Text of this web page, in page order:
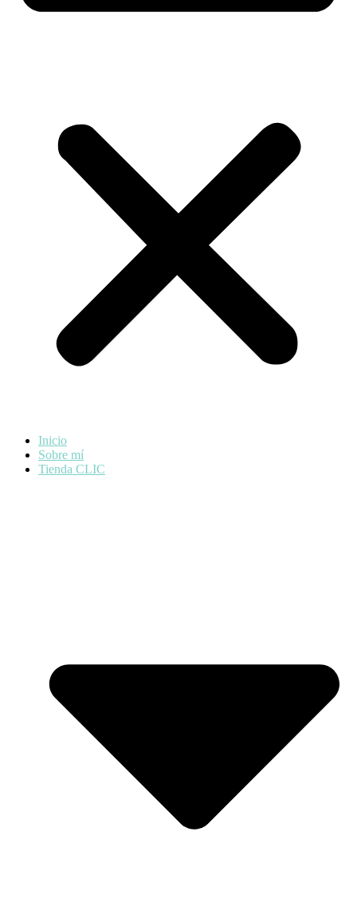
Inicio
Sobre mí
Tienda CLIC